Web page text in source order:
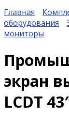
Главная
оборудования
мониторы
экран
LCDT